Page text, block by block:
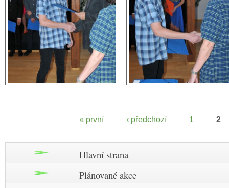
« první ‹ předchozí 1 2
Hlavní strana
Plánované akce